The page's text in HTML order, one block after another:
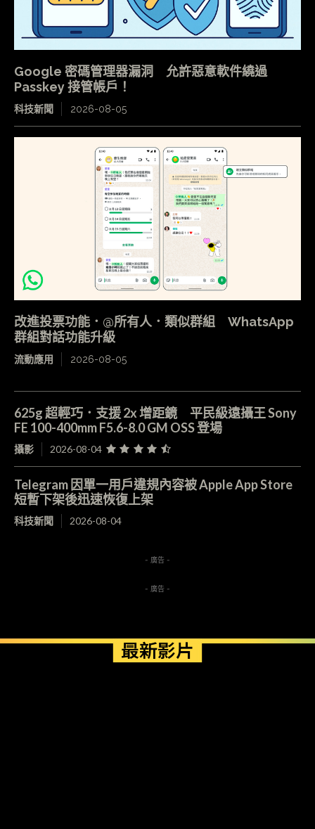
Google 密碼管理器漏洞 允許惡意軟件繞過
Passkey 接管帳戶！
科技新聞 2026-08-05
改進投票功能．@所有人．類似群組 WhatsApp
群組對話功能升級
流動應用 2026-08-05
625g 超輕巧．支援 2x 增距鏡 平民級遠攝王 Sony
FE 100-400mm F5.6-8.0 GM OSS 登場
攝影 2026-08-04
Telegram 因單一用戶違規內容被 Apple App Store
短暫下架後迅速恢復上架
科技新聞 2026-08-04
- 廣告 -
- 廣告 -
最新影片